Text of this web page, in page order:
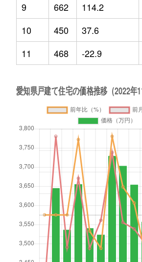
9
662 114.2
10
450 37.6
11
468 -22.9